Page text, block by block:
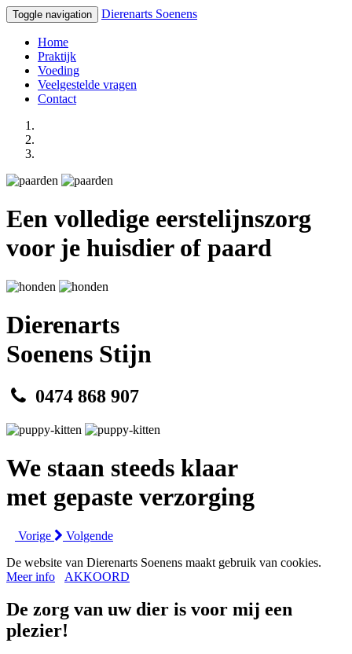
Toggle navigation Dierenarts Soenens
Home
Praktijk
Voeding
Veelgestelde vragen
Contact
Een volledige eerstelijnszorg
voor je huisdier of paard
Dierenarts
Soenens Stijn
0474 868 907
We staan steeds klaar
met gepaste verzorging
Vorige
Volgende
De website van Dierenarts Soenens maakt gebruik van cookies.
Meer info
AKKOORD
De zorg van uw dier is voor mij een
plezier!